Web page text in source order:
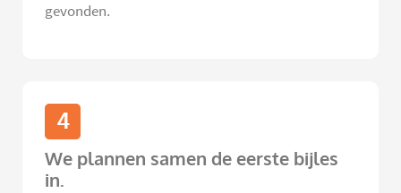
gevonden.
4
We plannen samen de eerste bijles
in.